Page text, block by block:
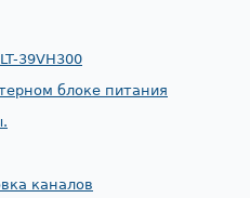
39VH300
блоке питания
каналов